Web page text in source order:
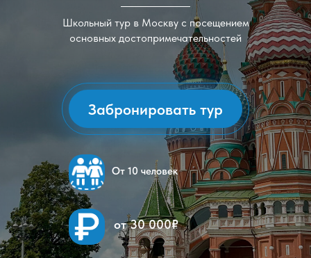
Школьный тур в Москву с посещением
основных достопримечательностей
Забронировать тур
От 10 человек
от 30 000₽